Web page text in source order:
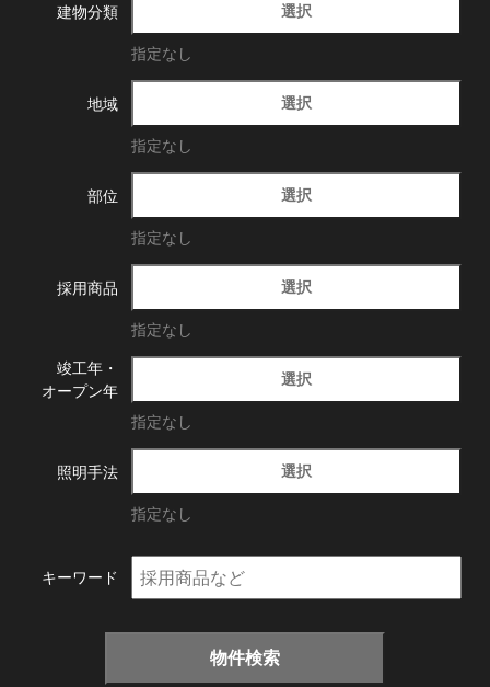
建物分類 選択
指定なし
地域 選択
指定なし
部位 選択
指定なし
採用商品 選択
指定なし
竣工年・
オープン年
選択
指定なし
照明手法 選択
指定なし
キーワード
物件検索